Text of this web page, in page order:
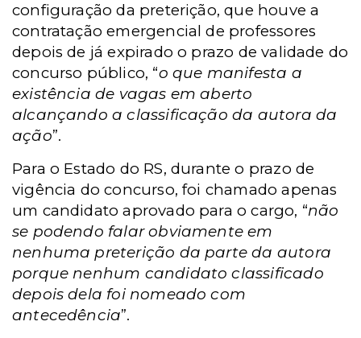
configuração da preterição, que houve a
contratação emergencial de professores
depois de já expirado o prazo de validade do
concurso público, “o que manifesta a
existência de vagas em aberto
alcançando a classificação da autora da
ação”.
Para o Estado do RS, durante o prazo de
vigência do concurso, foi chamado apenas
um candidato aprovado para o cargo, “não
se podendo falar obviamente em
nenhuma preterição da parte da autora
porque nenhum candidato classificado
depois dela foi nomeado com
antecedência”.